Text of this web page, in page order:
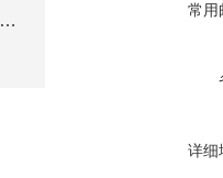
潜水搅拌机（潜水搅拌器）厂家选型指南
常用
详细